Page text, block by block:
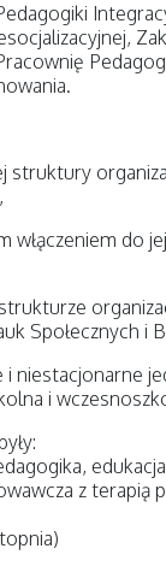
do
Społecznych i
niestacjonarne
i
z terapią